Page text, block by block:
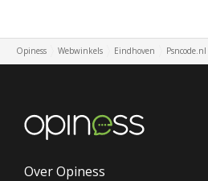
Opiness Webwinkels Eindhoven Psncode.nl
Over Opiness